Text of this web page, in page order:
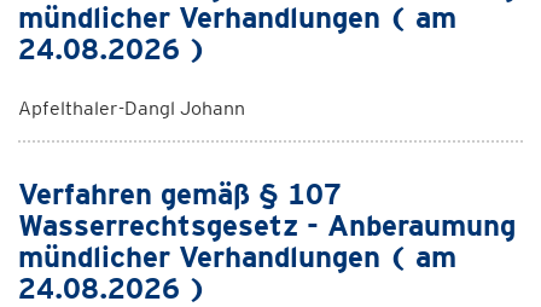
mündlicher Verhandlungen ( am
24.08.2026 )
Apfelthaler-Dangl Johann
Verfahren gemäß § 107
Wasserrechtsgesetz - Anberaumung
mündlicher Verhandlungen ( am
24.08.2026 )